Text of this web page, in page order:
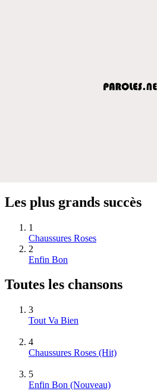
Les plus grands succès
1
Chaussures Roses
2
Enfin Bon
Toutes les chansons
3
Tout Va Bien
4
Chaussures Roses (Hit)
5
Enfin Bon (Nouveau)